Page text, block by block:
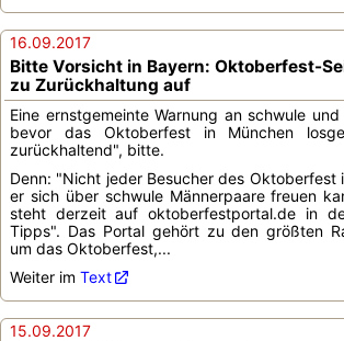
16.09.2017
Bitte Vorsicht in Bayern: Oktoberfest-
zu Zurückhaltung auf
Eine ernstgemeinte Warnung an schwule
bevor das Oktoberfest in München
zurückhaltend", bitte.
Denn: "Nicht jeder Besucher des Oktoberfest
er sich über schwule Männerpaare freuen
steht derzeit auf oktoberfestportal.de in
Tipps". Das Portal gehört zu den größten
um das Oktoberfest,...
Weiter im Text
15.09.2017